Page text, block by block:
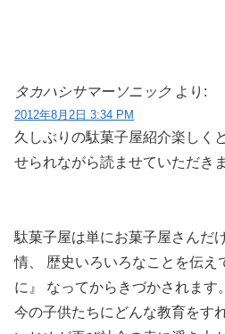
タカハシサマーソニック より:
2012年8月2日 3:34 PM
久しぶりの駄菓子屋紹介楽しく
せられながら読ませていただき
駄菓子屋は単にお菓子屋さんだ
情、 歴史いろいろなことを伝え
に』 なってからきづかされます。
今の子供たちにどんな教育をす